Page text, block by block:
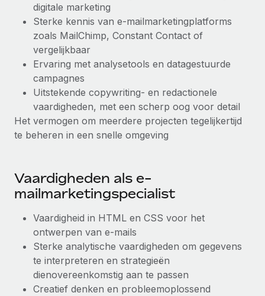
digitale marketing
Sterke kennis van e-mailmarketingplatforms
zoals MailChimp, Constant Contact of
vergelijkbaar
Ervaring met analysetools en datagestuurde
campagnes
Uitstekende copywriting- en redactionele
vaardigheden, met een scherp oog voor detail
Het vermogen om meerdere projecten tegelijkertijd
te beheren in een snelle omgeving
Vaardigheden als e-
mailmarketingspecialist
Vaardigheid in HTML en CSS voor het
ontwerpen van e-mails
Sterke analytische vaardigheden om gegevens
te interpreteren en strategieën
dienovereenkomstig aan te passen
Creatief denken en probleemoplossend